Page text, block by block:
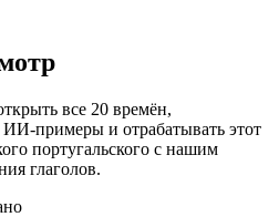
все 20 времён,
ИИ-примеры и отрабатывать этот
португальского с нашим
глаголов.